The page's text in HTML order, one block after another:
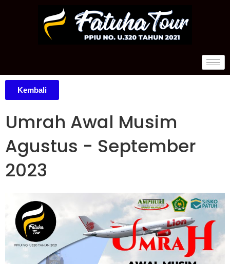
Kembali
Umrah Awal Musim
Agustus - September
2023